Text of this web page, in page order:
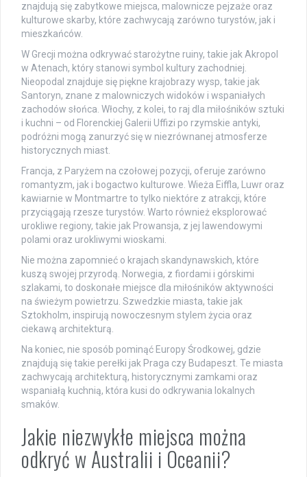
znajdują się zabytkowe miejsca, malownicze pejzaże oraz
kulturowe skarby, które zachwycają zarówno turystów, jak i
mieszkańców.
W Grecji można odkrywać starożytne ruiny, takie jak Akropol
w Atenach, który stanowi symbol kultury zachodniej.
Nieopodal znajduje się piękne krajobrazy wysp, takie jak
Santoryn, znane z malowniczych widoków i wspaniałych
zachodów słońca. Włochy, z kolei, to raj dla miłośników sztuki
i kuchni – od Florenckiej Galerii Uffizi po rzymskie antyki,
podróżni mogą zanurzyć się w niezrównanej atmosferze
historycznych miast.
Francja, z Paryżem na czołowej pozycji, oferuje zarówno
romantyzm, jak i bogactwo kulturowe. Wieża Eiffla, Luwr oraz
kawiarnie w Montmartre to tylko niektóre z atrakcji, które
przyciągają rzesze turystów. Warto również eksplorować
urokliwe regiony, takie jak Prowansja, z jej lawendowymi
polami oraz urokliwymi wioskami.
Nie można zapomnieć o krajach skandynawskich, które
kuszą swojej przyrodą. Norwegia, z fiordami i górskimi
szlakami, to doskonałe miejsce dla miłośników aktywności
na świeżym powietrzu. Szwedzkie miasta, takie jak
Sztokholm, inspirują nowoczesnym stylem życia oraz
ciekawą architekturą.
Na koniec, nie sposób pominąć Europy Środkowej, gdzie
znajdują się takie perełki jak Praga czy Budapeszt. Te miasta
zachwycają architekturą, historycznymi zamkami oraz
wspaniałą kuchnią, która kusi do odkrywania lokalnych
smaków.
Jakie niezwykłe miejsca można
odkryć w Australii i Oceanii?